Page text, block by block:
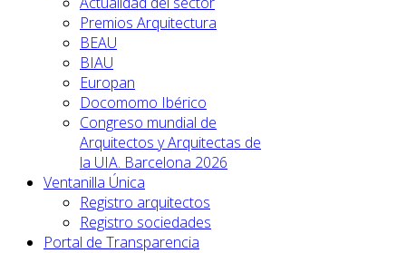
Premios Arquitectura
BEAU
BIAU
Europan
Docomomo Ibérico
Congreso mundial de
Arquitectos y Arquitectas de
la UIA. Barcelona 2026
Ventanilla Única
Registro arquitectos
Registro sociedades
Portal de Transparencia